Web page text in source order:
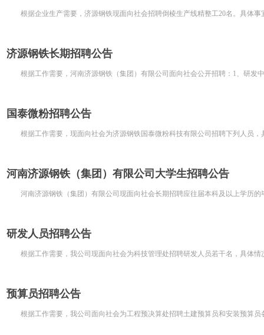
根据企业生产需要，济源钢铁现面向社会招聘倒棱生产线精整工20名。具体
济源钢铁长期招聘公告
根据工作需要，河南济源钢铁（集团）有限公司面向社会公开招聘：1、研发
国泰微粉招聘公告
根据工作需要，现面向社会为济源钢铁国泰微粉科技有限公司招聘下列人员
河南济源钢铁（集团）有限公司大学生招聘公告
河南济源钢铁（集团）有限公司现面向社会长期招聘应往届本科及以上学历
研发人员招聘公告
根据工作需要，我公司现面向社会为科技管理处招聘研发人员若干名，具体
预算员招聘公告
根据工作需要，我公司面向社会为工程预决算处招聘土建预算员和安装预算